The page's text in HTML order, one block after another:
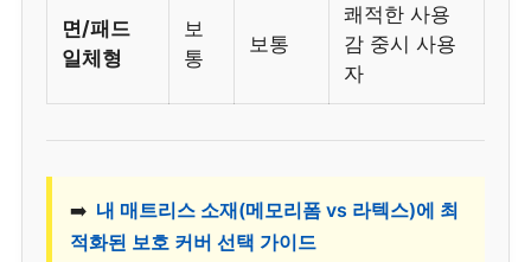
면/패드
일체형
보
통
보통
쾌적한 사용
감 중시 사용
자
➡️ 내 매트리스 소재(메모리폼 vs 라텍스)에 최
적화된 보호 커버 선택 가이드